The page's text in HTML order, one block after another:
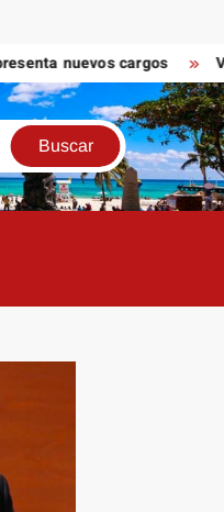
nuevos cargos